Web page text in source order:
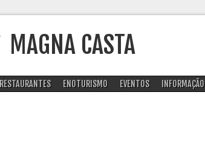
MAGNA CASTA
RESTAURANTES ENOTURISMO EVENTOS INFORMAÇÃO